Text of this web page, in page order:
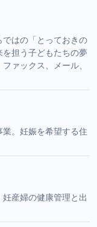
はの「とっておきの
担う子どもたちの夢
ァックス、メール、
。妊娠を希望する住
産婦の健康管理と出